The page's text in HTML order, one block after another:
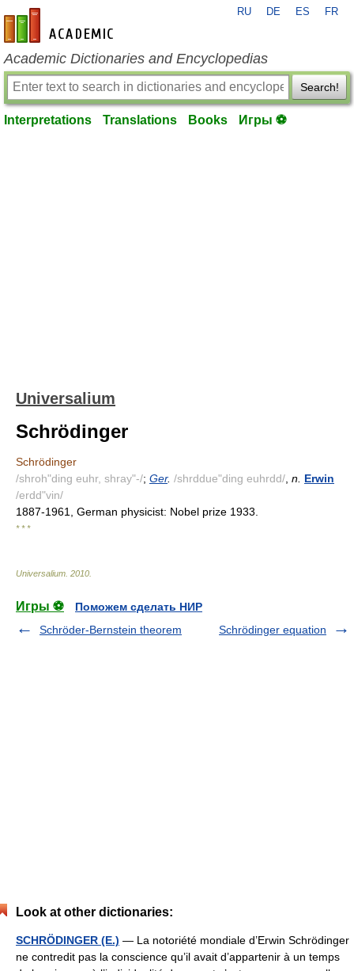
en-academic.com
RU DE ES FR
Academic Dictionaries and Encyclopedias
Search!
Interpretations Translations Books Игры ⚽
Universalium
Schrödinger
Schrödinger
/shroh"ding euhr, shray"-/; Ger. /shrddue"ding euhrdd/ n. Erwin
/erdd"vin/
1887-1961, German physicist: Nobel prize 1933.
* * *
Universalium 2010
Игры ⚽
Поможем сделать НИР
Schröder-Bernstein theorem
Schrödinger equation
Look at other dictionaries:
SCHRÖDINGER (E.) — La notoriété mondiale d’Erwin Schrödinger
ne contredit pas la conscience qu’il avait d’appartenir à un temps